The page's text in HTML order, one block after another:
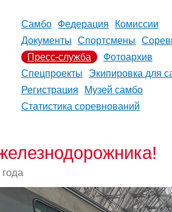
Самбо Федерация
Комиссии
Документы
Спортсмены
Пресс-служба
Фотоархив
Спецпроекты
Экипировка для
Регистрация
Музей самбо
Статистика соревнований